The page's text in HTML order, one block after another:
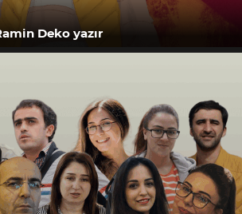
Deko yazır